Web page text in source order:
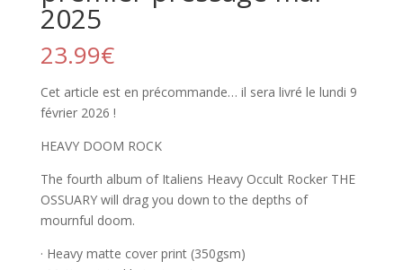
2025
23.99€
Cet article est en précommande… il sera livré le lundi 9
février 2026 !
HEAVY DOOM ROCK
The fourth album of Italiens Heavy Occult Rocker THE
OSSUARY will drag you down to the depths of
mournful doom.
· Heavy matte cover print (350gsm)